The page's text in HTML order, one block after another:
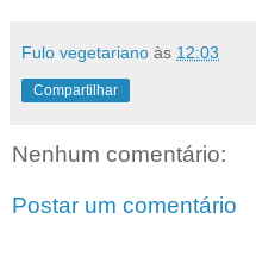
Fulo vegetariano às 12:03
Compartilhar
Nenhum comentário:
Postar um comentário